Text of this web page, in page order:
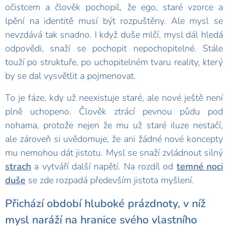
očistcem a člověk pochopil, že ego, staré vzorce a
lpění na identitě musí být rozpuštěny. Ale mysl se
nevzdává tak snadno. I když duše mlčí, mysl dál hledá
odpovědi, snaží se pochopit nepochopitelné. Stále
touží po struktuře, po uchopitelném tvaru reality, který
by se dal vysvětlit a pojmenovat.
To je fáze, kdy už neexistuje staré, ale nové ještě není
plně uchopeno. Člověk ztrácí pevnou půdu pod
nohama, protože nejen že mu už staré iluze nestačí,
ale zároveň si uvědomuje, že ani žádné nové koncepty
mu nemohou dát jistotu. Mysl se snaží zvládnout silný
strach a vytváří další napětí. Na rozdíl od temné noci
duše se zde rozpadá především jistota myšlení.
Přichází období hluboké prázdnoty, v níž
mysl naráží na hranice svého vlastního